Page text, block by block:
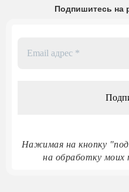
Подпишитесь на
Нажимая на кнопку
на обработку моих